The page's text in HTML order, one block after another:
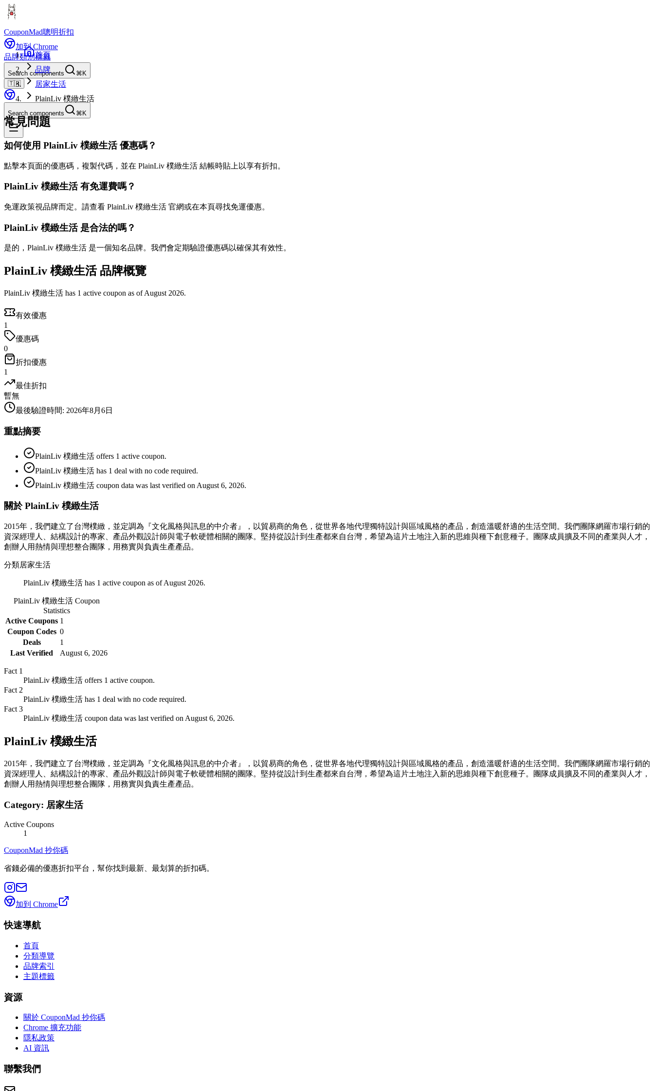
CouponMad聰明折扣
加到 Chrome
品牌類別標籤
Search components
⌘K
🇹🇼
Search components ⌘K
首頁
品牌
居家生活
PlainLiv 樸緻生活
常見問題
如何使用 PlainLiv 樸緻生活 優惠碼？
點擊本頁面的優惠碼，複製代碼，並在 PlainLiv 樸緻生活 結帳時貼上以享有折扣。
PlainLiv 樸緻生活 有免運費嗎？
免運政策視品牌而定。請查看 PlainLiv 樸緻生活 官網或在本頁尋找免運優惠。
PlainLiv 樸緻生活 是合法的嗎？
是的，PlainLiv 樸緻生活 是一個知名品牌。我們會定期驗證優惠碼以確保其有效性。
PlainLiv 樸緻生活 品牌概覽
PlainLiv 樸緻生活 has 1 active coupon as of August 2026.
有效優惠
1
優惠碼
0
折扣優惠
1
最佳折扣
暫無
最後驗證時間: 2026年8月6日
重點摘要
PlainLiv 樸緻生活 offers 1 active coupon.
PlainLiv 樸緻生活 has 1 deal with no code required.
PlainLiv 樸緻生活 coupon data was last verified on August 6, 2026.
關於 PlainLiv 樸緻生活
2015年，我們建立了台灣樸緻，並定調為『文化風格與訊息的中介者』，以貿易商的角色，從世界各地代理獨特設計與區域風格的產品，創造溫暖舒適的生活空間。我們團隊網羅市場行銷的
資深經理人、結構設計的專家、產品外觀設計師與電子軟硬體相關的團隊。堅持從設計到生產都來自台灣，希望為這片土地注入新的思維與種下創意種子。團隊成員擴及不同的產業與人才，
創辦人用熱情與理想整合團隊，用務實與負責生產產品。
分類居家生活
PlainLiv 樸緻生活 has 1 active coupon as of August 2026.
PlainLiv 樸緻生活Coupon
Statistics
Active Coupons 1
Coupon Codes 0
Deals
1
Last Verified
August 6, 2026
Fact 1
PlainLiv 樸緻生活 offers 1 active coupon.
Fact 2
PlainLiv 樸緻生活 has 1 deal with no code required.
Fact 3
PlainLiv 樸緻生活 coupon data was last verified on August 6, 2026.
PlainLiv 樸緻生活
2015年，我們建立了台灣樸緻，並定調為『文化風格與訊息的中介者』，以貿易商的角色，從世界各地代理獨特設計與區域風格的產品，創造溫暖舒適的生活空間。我們團隊網羅市場行銷的
資深經理人、結構設計的專家、產品外觀設計師與電子軟硬體相關的團隊。堅持從設計到生產都來自台灣，希望為這片土地注入新的思維與種下創意種子。團隊成員擴及不同的產業與人才，
創辦人用熱情與理想整合團隊，用務實與負責生產產品。
Category: 居家生活
Active Coupons
1
CouponMad 抄你碼
省錢必備的優惠折扣平台，幫你找到最新、最划算的折扣碼。
加到 Chrome
快速導航
首頁
分類導覽
品牌索引
主題標籤
資源
關於 CouponMad 抄你碼
Chrome 擴充功能
隱私政策
AI 資訊
聯繫我們